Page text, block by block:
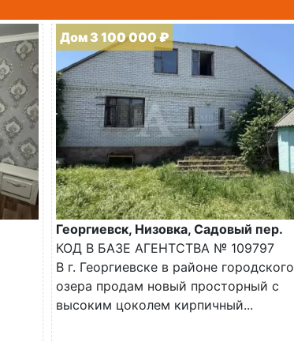
Дом 3 100 000 ₽
Георгиевск, Низовка, Садовый пер.
КОД В БАЗЕ АГЕНТСТВА № 109797
В г. Георгиевске в районе городского
озера продам новый просторный с
высоким цоколем кирпичный...